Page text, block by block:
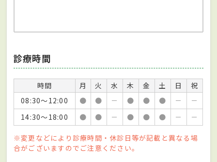
診療時間
時間 月 火 水 木 金 土 日
祝
08:30～12:00
● ● － ● ● ● －
－
14:30～18:00
● ● － ● ● ● － －
※変更などにより診療時間・休診日等が記載と異なる場
合がございますのでご注意ください。